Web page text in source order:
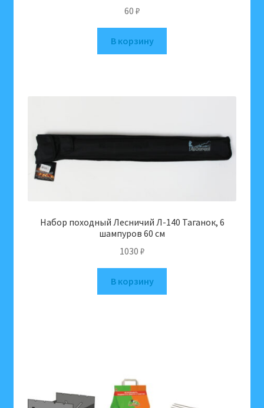
60 ₽
В корзину
Набор походный Лесничий Л-140 Таганок, 6
шампуров 60 см
1030 ₽
В корзину